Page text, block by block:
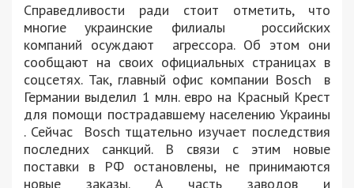
Справедливости ради стоит отметить, что
многие украинские филиалы российских
компаний осуждают агрессора. Об этом они
сообщают на своих официальных страницах в
соцсетях. Так, главный офис компании Bosch в
Германии выделил 1 млн. евро на Красный Крест
для помощи пострадавшему населению Украины
. Сейчас Bosch тщательно изучает последствия
последних санкций. В связи с этим новые
поставки в РФ остановлены, не принимаются
новые заказы. А часть заводов и